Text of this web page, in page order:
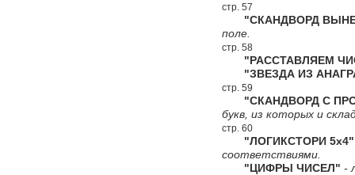
стр. 57
"СКАНДВОРД
поле.
стр. 58
"РАССТАВЛЯЕМ
"ЗВЕЗДА ИЗ
стр. 59
"СКАНДВОРД С
букв, из которых и
стр. 60
"ЛОГИКСТОРИ 5х4"
соответствиями.
"ЦИФРЫ ЧИСЕЛ" -